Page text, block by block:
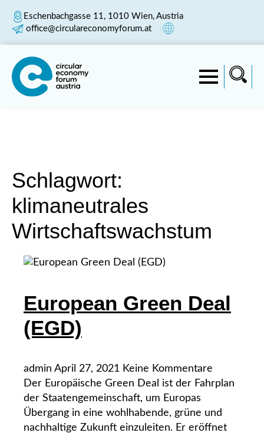
Eschenbachgasse 11, 1010 Wien, Austria
office@circulareconomyforum.at
Schlagwort:
klimaneutrales
Wirtschaftswachstum
European Green Deal
(EGD)
admin April 27, 2021 Keine Kommentare
Der Europäische Green Deal ist der Fahrplan
der Staatengemeinschaft, um Europas
Übergang in eine wohlhabende, grüne und
nachhaltige Zukunft einzuleiten. Er eröffnet